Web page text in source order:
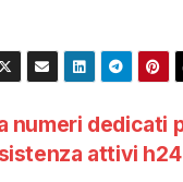
numeri dedicati
attivi h24